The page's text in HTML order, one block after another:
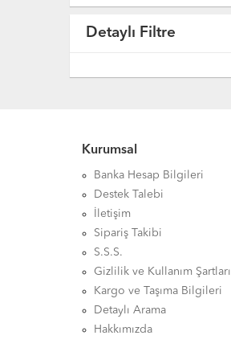
Detaylı Filtre
Kurumsal
Banka Hesap Bilgileri
Destek Talebi
İletişim
Sipariş Takibi
S.S.S.
Gizlilik ve Kullanım Şartları
Kargo ve Taşıma Bilgileri
Detaylı Arama
Hakkımızda